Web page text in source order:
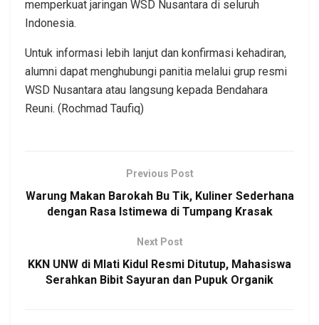
memperkuat jaringan WSD Nusantara di seluruh
Indonesia.
Untuk informasi lebih lanjut dan konfirmasi kehadiran,
alumni dapat menghubungi panitia melalui grup resmi
WSD Nusantara atau langsung kepada Bendahara
Reuni. (Rochmad Taufiq)
Previous Post
Warung Makan Barokah Bu Tik, Kuliner Sederhana
dengan Rasa Istimewa di Tumpang Krasak
Next Post
KKN UNW di Mlati Kidul Resmi Ditutup, Mahasiswa
Serahkan Bibit Sayuran dan Pupuk Organik